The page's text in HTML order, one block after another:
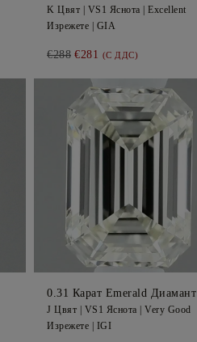
K Цвят | VS1 Яснота | Excellent
Изрежете | GIA
€288 €281 (С ДДС)
0.31 Карат Emerald Диамант
J Цвят | VS1 Яснота | Very Good
Изрежете | IGI